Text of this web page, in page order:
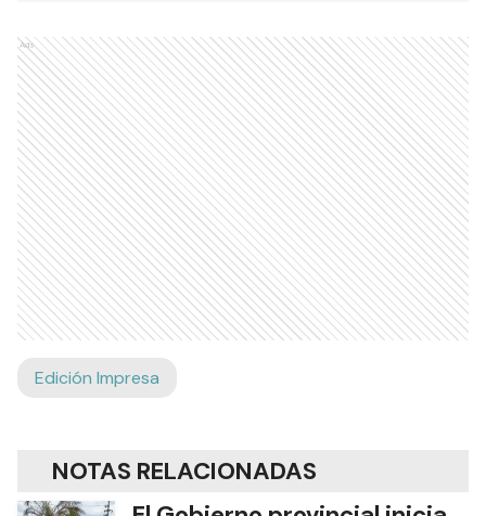
Ads
Edición Impresa
NOTAS RELACIONADAS